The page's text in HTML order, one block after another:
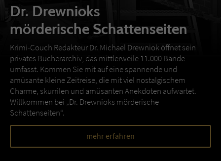
Dr. Drewnioks
mörderische Schattenseiten
Krimi-Couch Redakteur Dr. Michael Drewniok öffnet sein
privates Bücherarchiv, das mittlerweile 11.000 Bände
umfasst. Kommen Sie mit auf eine spannende und
amüsante kleine Zeitreise, die mit viel nostalgischem
Charme, skurrilen und amüsanten Anekdoten aufwartet.
Willkommen bei „Dr. Drewnioks mörderische
Schattenseiten“.
mehr erfahren